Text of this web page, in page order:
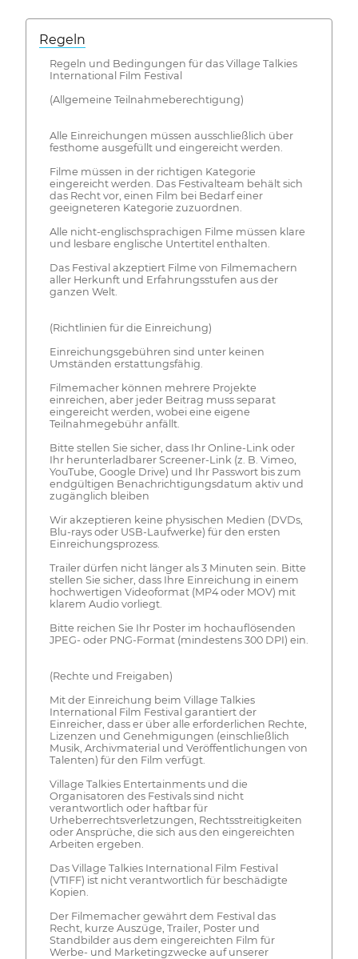
Regeln
Regeln und Bedingungen für das Village Talkies
International Film Festival
(Allgemeine Teilnahmeberechtigung)
Alle Einreichungen müssen ausschließlich über
festhome ausgefüllt und eingereicht werden.
Filme müssen in der richtigen Kategorie
eingereicht werden. Das Festivalteam behält sich
das Recht vor, einen Film bei Bedarf einer
geeigneteren Kategorie zuzuordnen.
Alle nicht-englischsprachigen Filme müssen klare
und lesbare englische Untertitel enthalten.
Das Festival akzeptiert Filme von Filmemachern
aller Herkunft und Erfahrungsstufen aus der
ganzen Welt.
(Richtlinien für die Einreichung)
Einreichungsgebühren sind unter keinen
Umständen erstattungsfähig.
Filmemacher können mehrere Projekte
einreichen, aber jeder Beitrag muss separat
eingereicht werden, wobei eine eigene
Teilnahmegebühr anfällt.
Bitte stellen Sie sicher, dass Ihr Online-Link oder
Ihr herunterladbarer Screener-Link (z. B. Vimeo,
YouTube, Google Drive) und Ihr Passwort bis zum
endgültigen Benachrichtigungsdatum aktiv und
zugänglich bleiben
Wir akzeptieren keine physischen Medien (DVDs,
Blu-rays oder USB-Laufwerke) für den ersten
Einreichungsprozess.
Trailer dürfen nicht länger als 3 Minuten sein. Bitte
stellen Sie sicher, dass Ihre Einreichung in einem
hochwertigen Videoformat (MP4 oder MOV) mit
klarem Audio vorliegt.
Bitte reichen Sie Ihr Poster im hochauflösenden
JPEG- oder PNG-Format (mindestens 300 DPI) ein.
(Rechte und Freigaben)
Mit der Einreichung beim Village Talkies
International Film Festival garantiert der
Einreicher, dass er über alle erforderlichen Rechte,
Lizenzen und Genehmigungen (einschließlich
Musik, Archivmaterial und Veröffentlichungen von
Talenten) für den Film verfügt.
Village Talkies Entertainments und die
Organisatoren des Festivals sind nicht
verantwortlich oder haftbar für
Urheberrechtsverletzungen, Rechtsstreitigkeiten
oder Ansprüche, die sich aus den eingereichten
Arbeiten ergeben.
Das Village Talkies International Film Festival
(VTIFF) ist nicht verantwortlich für beschädigte
Kopien.
Der Filmemacher gewährt dem Festival das
Recht, kurze Auszüge, Trailer, Poster und
Standbilder aus dem eingereichten Film für
Werbe- und Marketingzwecke auf unserer